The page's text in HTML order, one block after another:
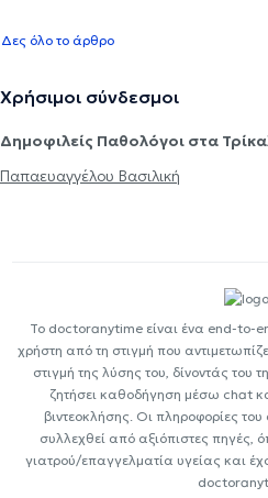
Δες όλο το άρθρο
Χρήσιμοι σύνδεσμοι
Δημοφιλείς Παθολόγοι στα
Παπαευαγγέλου Βασιλική
Το doctoranytime είναι ένα end-to-
χρήστη από τη στιγμή που
στιγμή της λύσης του, δίνοντάς του
ζητήσει καθοδήγηση μέσω chat
βιντεοκλήσης. Οι πληροφορίες
συλλεχθεί από αξιόπιστες πηγές,
γιατρού/επαγγελματία υγείας και